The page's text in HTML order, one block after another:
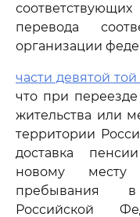
перевода
организации
части девятой
что при
жительства или
территории
доставка
новому месту
пребывания
Российской